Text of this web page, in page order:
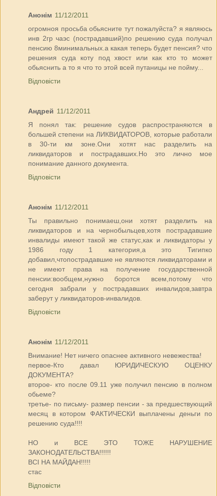
Анонім 11/12/2011
огромноя просьба обьясните тут пожалуйста? я являюсь
инв 2гр чаэс (пострадавший)по решению суда получал
пенсию 8минимальных.а какая теперь будет пенсия? что
решения суда коту под хвост или как кто то может
обьяснить а то я что то этой всей путаницы не пойму...
Відповісти
Андрей 11/12/2011
Я понял так: решение судов распространяются в
большей степени на ЛИКВИДАТОРОВ, которые работали
в 30-ти км зоне.Они хотят нас разделить на
ликвидаторов и пострадавших.Но это лично мое
понимание данного документа.
Відповісти
Анонім 11/12/2011
Ты правильно понимаеш,они хотят разделить на
ликвидаторов и на чернобыльцев,хотя пострадавшие
инвалиды имеют такой же статус,как и ликвидаторы у
1986 году 1 категория,а это Тигипко
добавил,чтопострадавшие не являются ликвидаторами и
не имеют права на получение государственной
пенсии:вообщем,нужно боротся всем,потому что
сегодня забрали у пострадавших инвалидов,завтра
заберут у ликвидаторов-инвалидов.
Відповісти
Анонім 11/12/2011
Внимание! Нет ничего опаснее активного невежества!
первое-Кто давал ЮРИДИЧЕСКУЮ ОЦЕНКУ
ДОКУМЕНТА?
второе- кто после 09.11 уже получил пенсию в полном
обьеме?
третье- по письму- размер пенсии - за предшествующий
месяц в котором ФАКТИЧЕСКИ выплачены деньги по
решению суда!!!!
НО и ВСЕ ЭТО ТОЖЕ НАРУШЕНИЕ
ЗАКОНОДАТЕЛЬСТВА!!!!!!
ВСІ НА МАЙДАН!!!!!
стас
Відповісти